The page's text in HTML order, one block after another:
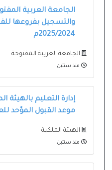
الجامعة العربية
والتسجيل بفروعها
2025/2024م
الجامعة العربية المفتوحة
منذ سنتين
إدارة التعليم بالهيئة
موعد القبول الموّحد للعام
الهيئة الملكية
منذ سنتين